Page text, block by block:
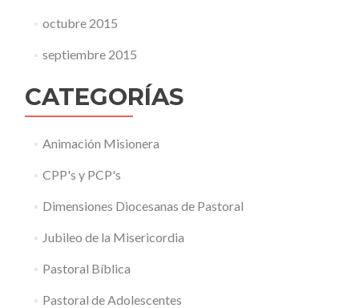
octubre 2015
septiembre 2015
CATEGORÍAS
Animación Misionera
CPP's y PCP's
Dimensiones Diocesanas de Pastoral
Jubileo de la Misericordia
Pastoral Bíblica
Pastoral de Adolescentes